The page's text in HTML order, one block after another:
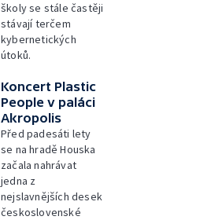
školy se stále častěji
stávají terčem
kybernetických
útoků.
Koncert Plastic
People v paláci
Akropolis
Před padesáti lety
se na hradě Houska
začala nahrávat
jedna z
nejslavnějších desek
československé